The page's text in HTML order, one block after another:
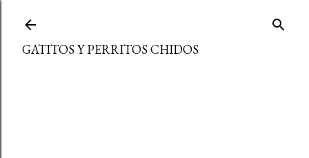
GATITOS Y PERRITOS CHIDOS